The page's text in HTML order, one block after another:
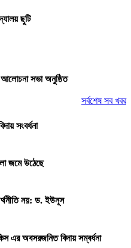
ছুটি
সভা অনুষ্ঠিত
সর্বশেষ সব খবর
সংবর্ধনা
জমে উঠেছে
নয়: ড. ইউনূস
এর অবসরজনিত বিদায় সম্বর্ধনা